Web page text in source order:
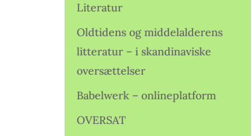
Literatur
Oldtidens og middelalderens
litteratur – i skandinaviske
oversættelser
Babelwerk – onlineplatform
OVERSAT